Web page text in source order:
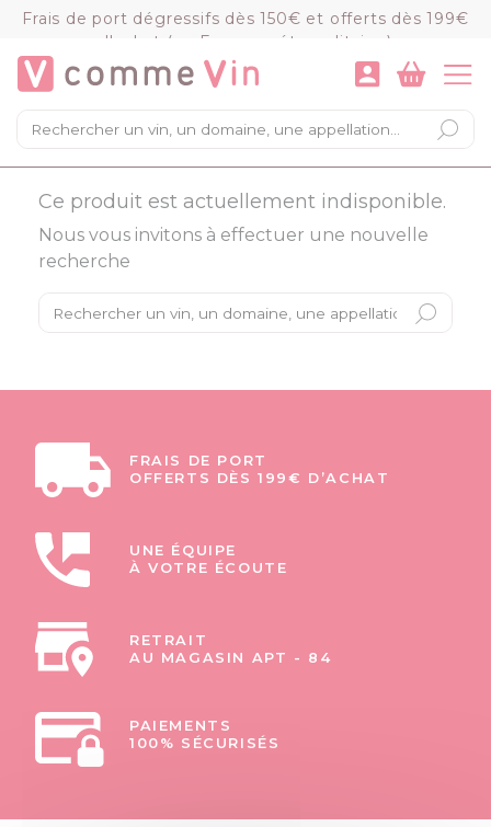
Frais de port dégressifs dès 150€ et offerts dès 199€
d'achat (en France métropolitaine)
×
Mon panier
Chargement du panier...
VOIR LE PANIER COMMANDER
Ce produit est actuellement indisponible.
Nous vous invitons à effectuer une nouvelle
recherche
FRAIS DE PORT
OFFERTS DÈS 199€ D’ACHAT
UNE ÉQUIPE
À VOTRE ÉCOUTE
RETRAIT
AU MAGASIN APT - 84
PAIEMENTS
100% SÉCURISÉS
Panneau de gestion des cookies